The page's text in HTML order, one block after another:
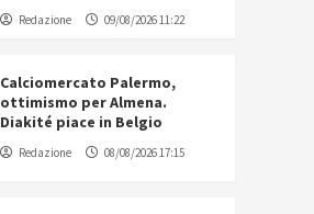
Redazione 09/08/2026 11:22
Calciomercato Palermo,
ottimismo per Almena.
Diakité piace in Belgio
Redazione 08/08/2026 17:15